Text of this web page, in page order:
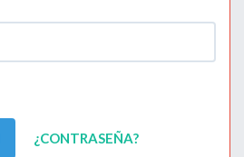
¿CONTRASEÑA?